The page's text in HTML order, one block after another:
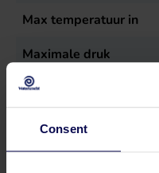
Consent
Max temperatuur in
Maximale druk
Toerental
Type
Verkoopeenheid